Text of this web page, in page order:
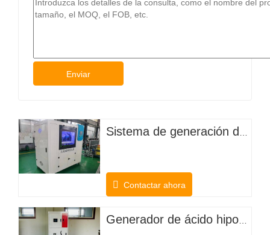
Enviar
Contactar ahora